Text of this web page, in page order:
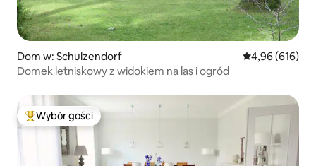
Dom w: Schulzendorf Średnia
4,96 (616)
Domek letniskowy z widokiem na las i ogród
Najpopularniejsze z kategorii Wybór gości
Wybór gości